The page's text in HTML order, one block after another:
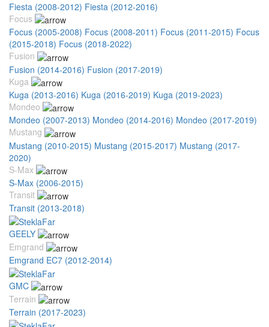
Fiesta (2008-2012) Fiesta (2012-2016)
Focus
Focus (2005-2008) Focus (2008-2011) Focus (2011-2015) Focus
(2015-2018) Focus (2018-2022)
Fusion
Fusion (2014-2016) Fusion (2017-2019)
Kuga
Kuga (2013-2016) Kuga (2016-2019) Kuga (2019-2023)
Mondeo
Mondeo (2007-2013) Mondeo (2014-2016) Mondeo (2017-2019)
Mustang
Mustang (2010-2015) Mustang (2015-2017) Mustang (2017-
2020)
S-Max
S-Max (2006-2015)
Transit
Transit (2013-2018)
GEELY
Emgrand
Emgrand EC7 (2012-2014)
GMC
Terrain
Terrain (2017-2023)